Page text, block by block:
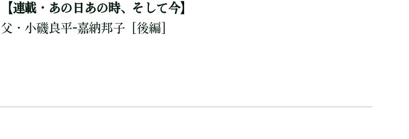
【連載・あの日あの時、そして今】
父・小磯良平-嘉納邦子［後編］